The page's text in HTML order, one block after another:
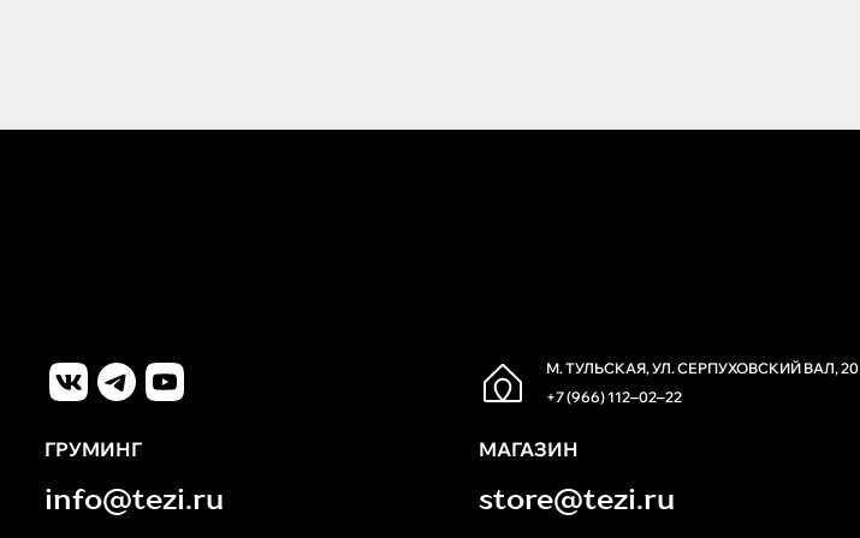
М. ТУЛЬСКАЯ, УЛ. СЕРПУХОВСКИЙ ВАЛ, 20
+7 (966) 112‒02‒22
ГРУМИНГ
info@tezi.ru
МАГАЗИН
store@tezi.ru